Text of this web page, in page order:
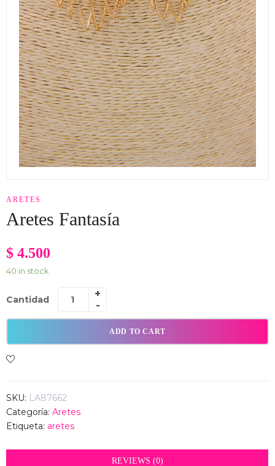
ARETES
Aretes Fantasía
$ 4.500
40 in stock
Cantidad
ADD TO CART
SKU: LA87662
Categoría: Aretes
Etiqueta: aretes
REVIEWS (0)